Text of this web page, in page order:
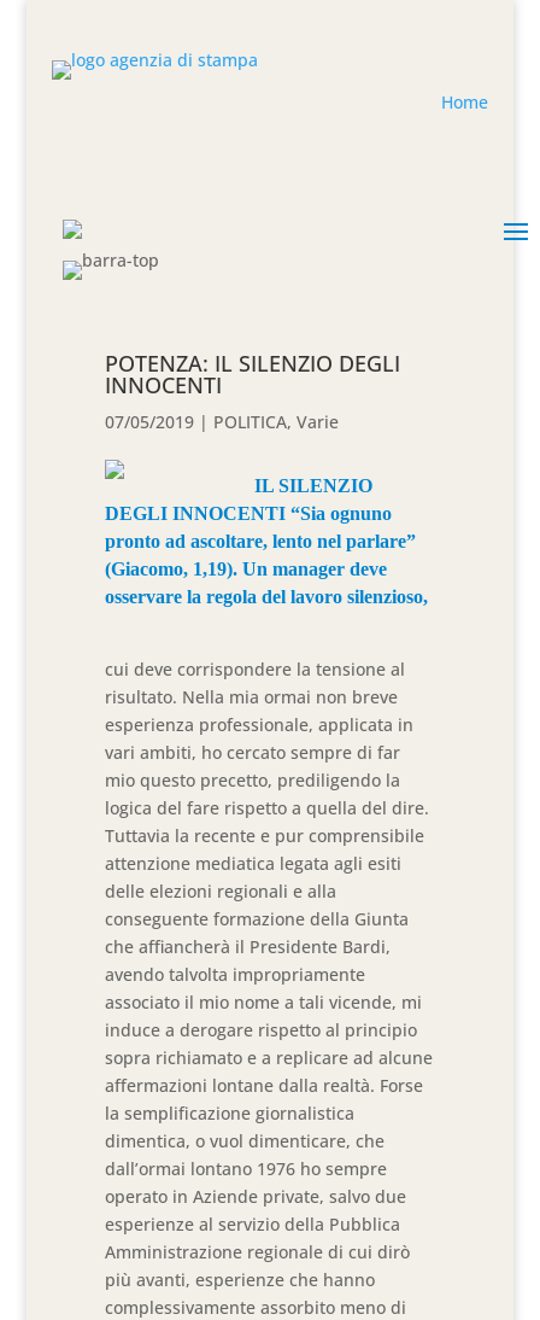
Home
POTENZA: IL SILENZIO DEGLI
INNOCENTI
07/05/2019 | POLITICA,Varie
IL SILENZIO
DEGLI INNOCENTI “Sia ognuno
pronto ad ascoltare, lento nel parlare”
(Giacomo, 1,19). Un manager deve
osservare la regola del lavoro silenzioso,
cui deve corrispondere la tensione al
risultato. Nella mia ormai non breve
esperienza professionale, applicata in
vari ambiti, ho cercato sempre di far
mio questo precetto, prediligendo la
logica del fare rispetto a quella del dire.
Tuttavia la recente e pur comprensibile
attenzione mediatica legata agli esiti
delle elezioni regionali e alla
conseguente formazione della Giunta
che affiancherà il Presidente Bardi,
avendo talvolta impropriamente
associato il mio nome a tali vicende, mi
induce a derogare rispetto al principio
sopra richiamato e a replicare ad alcune
affermazioni lontane dalla realtà. Forse
la semplificazione giornalistica
dimentica, o vuol dimenticare, che
dall’ormai lontano 1976 ho sempre
operato in Aziende private, salvo due
esperienze al servizio della Pubblica
Amministrazione regionale di cui dirò
più avanti, esperienze che hanno
complessivamente assorbito meno di